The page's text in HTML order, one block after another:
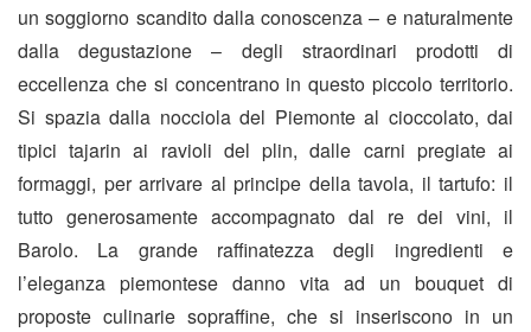
un soggiorno scandito dalla conoscenza – e naturalmente
dalla degustazione – degli straordinari prodotti di
eccellenza che si concentrano in questo piccolo territorio.
Si spazia dalla nocciola del Piemonte al cioccolato, dai
tipici tajarin ai ravioli del plin, dalle carni pregiate ai
formaggi, per arrivare al principe della tavola, il tartufo: il
tutto generosamente accompagnato dal re dei vini, il
Barolo. La grande raffinatezza degli ingredienti e
l’eleganza piemontese danno vita ad un bouquet di
proposte culinarie sopraffine, che si inseriscono in un